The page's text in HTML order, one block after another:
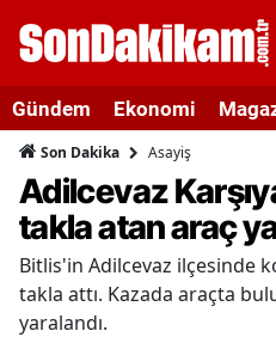
Gündem Ekonomi
Son Dakika Asayiş
Adilcevaz
takla atan araç
Bitlis'in Adilcevaz ilçesinde
takla attı. Kazada araçta
yaralandı.